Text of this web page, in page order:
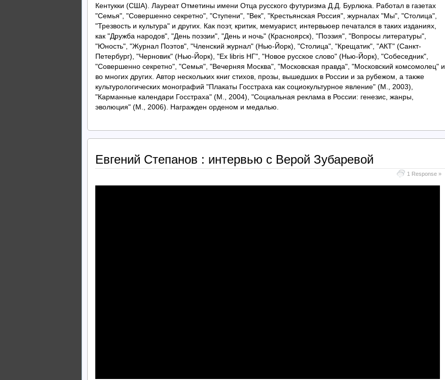
Кентукки (США). Лауреат Отметины имени Отца русского футуризма Д.Д. Бурлюка. Работал в газетах
"Семья", "Совершенно секретно", "Ступени", "Век", "Крестьянская Россия", журналах "Мы", "Столица",
"Трезвость и культура" и других. Как поэт, критик, мемуарист, интервьюер печатался в таких изданиях,
как "Дружба народов", "День поэзии", "День и ночь" (Красноярск), "Поэзия", "Вопросы литературы",
"Юность", "Журнал Поэтов", "Членский журнал" (Нью-Йорк), "Столица", "Крещатик", "АКТ" (Санкт-
Петербург), "Черновик" (Нью-Йорк), "Ex libris НГ", "Новое русское слово" (Нью-Йорк), "Собеседник",
"Совершенно секретно", "Семья", "Вечерняя Москва", "Московская правда", "Московский комсомолец" и
во многих других. Автор нескольких книг стихов, прозы, вышедших в России и за рубежом, а также
культурологических монографий "Плакаты Госстраха как социокультурное явление" (М., 2003),
"Карманные календари Госстраха" (М., 2004), "Социальная реклама в России: генезис, жанры,
эволюция" (М., 2006). Награжден орденом и медалью.
Евгений Степанов : интервью с Верой Зубаревой
1 Response »